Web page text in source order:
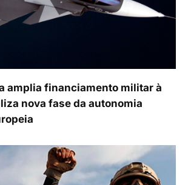
amplia financiamento militar à
nova fase da autonomia